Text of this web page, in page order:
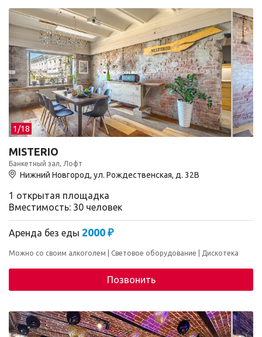
1/18
MISTERIO
Банкетный зал, Лофт
Нижний Новгород, ул. Рождественская, д. 32В
1 открытая площадка
Вместимость: 30 человек
Аренда без еды 2000 ₽
Можно со своим алкоголем Световое оборудование Дискотека
Позвонить